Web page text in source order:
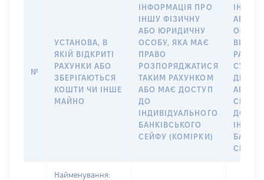
№
УСТАНОВА, В
ЯКІЙ ВІДКРИТІ
РАХУНКИ АБО
ЗБЕРІГАЮТЬСЯ
КОШТИ ЧИ ІНШЕ
МАЙНО
ІНФОРМАЦІЯ ПРО
ІНШУ ФІЗИЧНУ
АБО ЮРИДИЧНУ
ОСОБУ, ЯКА МАЄ
ПРАВО
РОЗПОРЯДЖАТИСЯ
ТАКИМ РАХУНКОМ
АБО МАЄ ДОСТУП
ДО
ІНДИВІДУАЛЬНОГО
БАНКІВСЬКОГО
СЕЙФУ (КОМІРКИ)
ІНШУ
АБО
АБО
СІМ’Ї
СЕЙФУ
Найменування: